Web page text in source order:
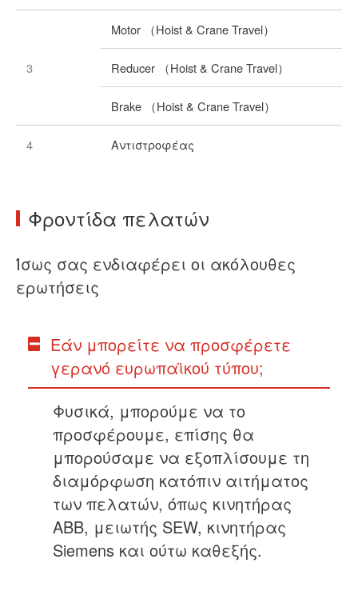
3
Motor （Hoist & Crane Travel）
Reducer （Hoist & Crane Travel）
Brake （Hoist & Crane Travel）
4 Αντιστροφέας
Φροντίδα πελατών
Ίσως σας ενδιαφέρει οι ακόλουθες
ερωτήσεις
Εάν μπορείτε να προσφέρετε
γερανό ευρωπαϊκού τύπου;
Φυσικά, μπορούμε να το
προσφέρουμε, επίσης θα
μπορούσαμε να εξοπλίσουμε τη
διαμόρφωση κατόπιν αιτήματος
των πελατών, όπως κινητήρας
ABB, μειωτής SEW, κινητήρας
Siemens και ούτω καθεξής.